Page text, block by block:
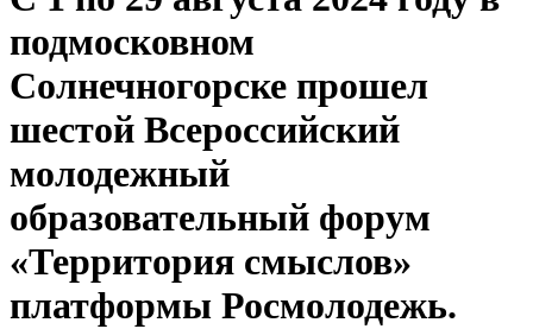
подмосковном
Солнечногорске прошел
шестой Всероссийский
молодежный
образовательный форум
«Территория смыслов»
платформы Росмолодежь.